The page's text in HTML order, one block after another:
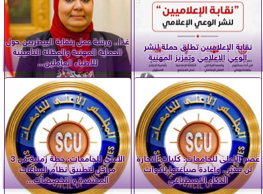
نقابة الإعلاميين تطلق حملة لنشر
الوعي الإعلامي وتعزيز المهنية
غدا.. ورشة عمل بنقابة البيطريين حول
الحماية المهنية والمظلة التأمينية
للأطباء العاملين...
عضو الأعلى للجامعات: كليات التجارة
لن تندثر.. وإعادة صياغتها بأدوات
الذكاء الاصطناعي
الأعلى للجامعات: خطة زمنية من 3
مراحل لتطبيق نظام الساعات
المعتمدة والتخصصات...